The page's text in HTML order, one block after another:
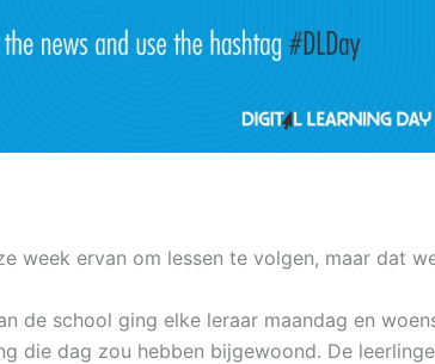
week ervan om lessen te volgen, maar dat
de school ging elke leraar maandag en
die dag zou hebben bijgewoond. De